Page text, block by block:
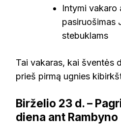
Intymi vakaro
pasiruošimas
stebuklams
Tai vakaras, kai šventės
prieš pirmą ugnies
Birželio 23 d. –
diena ant Rambyno